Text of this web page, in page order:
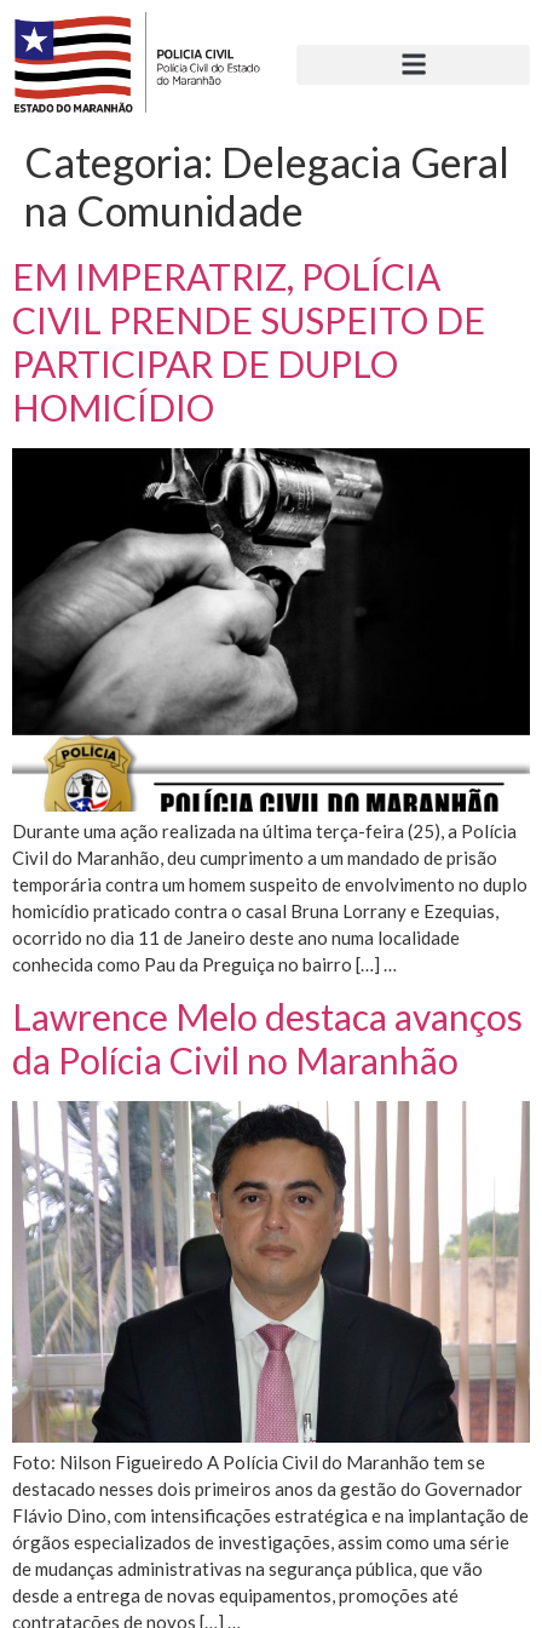
Categoria: Delegacia Geral
na Comunidade
EM IMPERATRIZ, POLÍCIA
CIVIL PRENDE SUSPEITO DE
PARTICIPAR DE DUPLO
HOMICÍDIO
Durante uma ação realizada na última terça-feira (25), a Polícia
Civil do Maranhão, deu cumprimento a um mandado de prisão
temporária contra um homem suspeito de envolvimento no duplo
homicídio praticado contra o casal Bruna Lorrany e Ezequias,
ocorrido no dia 11 de Janeiro deste ano numa localidade
conhecida como Pau da Preguiça no bairro […] …
Lawrence Melo destaca avanços
da Polícia Civil no Maranhão
Foto: Nilson Figueiredo A Polícia Civil do Maranhão tem se
destacado nesses dois primeiros anos da gestão do Governador
Flávio Dino, com intensificações estratégica e na implantação de
órgãos especializados de investigações, assim como uma série
de mudanças administrativas na segurança pública, que vão
desde a entrega de novas equipamentos, promoções até
contratações de novos […] …